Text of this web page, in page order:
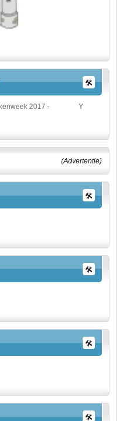
2017 -
Y
(Advertentie)